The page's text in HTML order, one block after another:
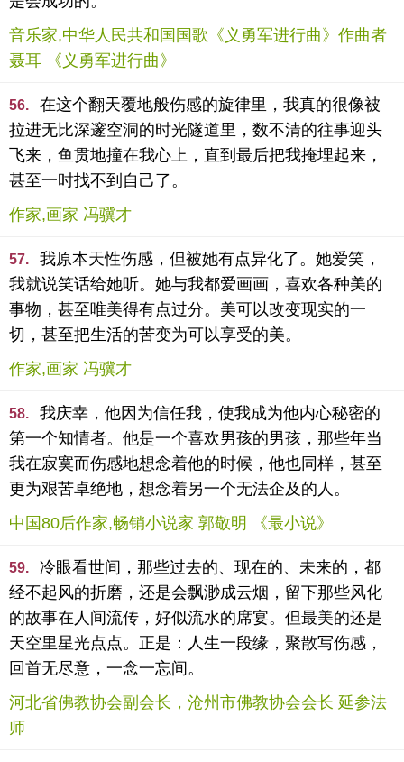
音乐家,中华人民共和国国歌《义勇军进行曲》作曲者
聂耳 《义勇军进行曲》
56.
在这个翻天覆地般伤感的旋律里，我真的很像被
拉进无比深邃空洞的时光隧道里，数不清的往事迎头
飞来，鱼贯地撞在我心上，直到最后把我掩埋起来，
甚至一时找不到自己了。
作家,画家 冯骥才
57.
我原本天性伤感，但被她有点异化了。她爱笑，
我就说笑话给她听。她与我都爱画画，喜欢各种美的
事物，甚至唯美得有点过分。美可以改变现实的一
切，甚至把生活的苦变为可以享受的美。
作家,画家 冯骥才
58.
我庆幸，他因为信任我，使我成为他内心秘密的
第一个知情者。他是一个喜欢男孩的男孩，那些年当
我在寂寞而伤感地想念着他的时候，他也同样，甚至
更为艰苦卓绝地，想念着另一个无法企及的人。
中国80后作家,畅销小说家 郭敬明 《最小说》
59.
冷眼看世间，那些过去的、现在的、未来的，都
经不起风的折磨，还是会飘渺成云烟，留下那些风化
的故事在人间流传，好似流水的席宴。但最美的还是
天空里星光点点。正是：人生一段缘，聚散写伤感，
回首无尽意，一念一忘间。
河北省佛教协会副会长，沧州市佛教协会会长 延参法
师